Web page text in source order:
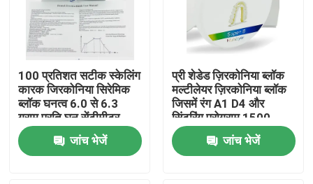
घर
100 प्रतिशत सटीक स्केलिंग
कारक जिरकोनिया सिरेमिक
ब्लॉक घनत्व 6.0 से 6.3
ग्राम प्रति घन सेंटीमीटर
मिलिंग और सीएडी सीएएम
सिस्टम के लिए एकदम सही
जांच भेजें
प्री शेडेड ज़िरकोनिया ब्लॉक
मल्टीलेयर ज़िरकोनिया ब्लॉक
जिसमें रंग A1 D4 और
सिंटरिंग प्रोग्राम 1500
डिग्री डेंटल क्राउन के लिए
आदर्श है
जांच भेजें